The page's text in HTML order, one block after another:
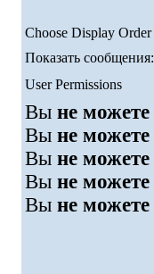
Choose Display Order
Показать сообщения:
User Permissions
Вы не можете
Вы не можете
Вы не можете
Вы не можете
Вы не можете